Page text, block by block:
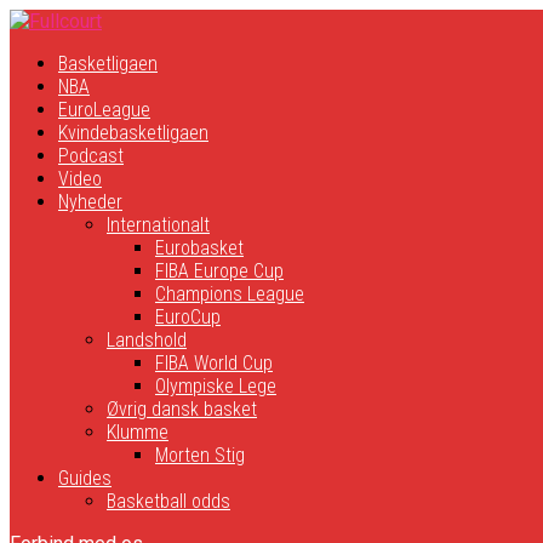
Basketligaen
NBA
EuroLeague
Kvindebasketligaen
Podcast
Video
Nyheder
Internationalt
Eurobasket
FIBA Europe Cup
Champions League
EuroCup
Landshold
FIBA World Cup
Olympiske Lege
Øvrig dansk basket
Klumme
Morten Stig
Guides
Basketball odds